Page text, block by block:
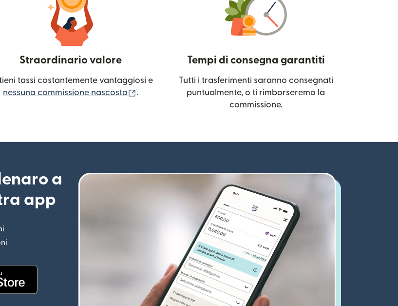
Straordinario valore
tassi costantemente vantaggiosi e
nessuna commissione nascosta
(si apre in una nuova finestra)
.
Tempi di consegna garantiti
Tutti i trasferimenti saranno consegnati
puntualmente, o ti rimborseremo la
commissione.
a
app